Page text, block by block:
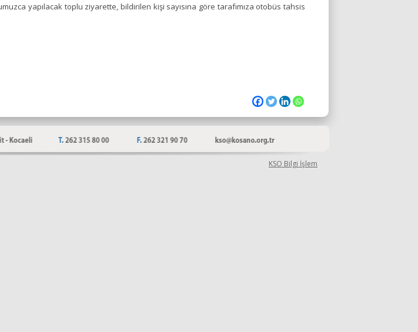
yapılacak toplu ziyarette, bildirilen kişi sayısına göre tarafımıza otobüs tahsis
KSO Bilgi İşlem